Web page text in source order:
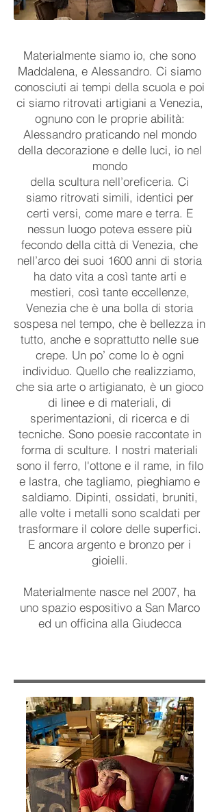
Materialmente siamo io, che sono
Maddalena, e Alessandro. Ci siamo
conosciuti ai tempi della scuola e poi
ci siamo ritrovati artigiani a Venezia,
ognuno con le proprie abilità:
Alessandro praticando nel mondo
della decorazione e delle luci, io nel
mondo
della scultura nell’oreficeria. Ci
siamo ritrovati simili, identici per
certi versi, come mare e terra. E
nessun luogo poteva essere più
fecondo della città di Venezia, che
nell’arco dei suoi 1600 anni di storia
ha dato vita a così tante arti e
mestieri, così tante eccellenze,
Venezia che è una bolla di storia
sospesa nel tempo, che è bellezza in
tutto, anche e soprattutto nelle sue
crepe. Un po’ come lo è ogni
individuo. Quello che realizziamo,
che sia arte o artigianato, è un gioco
di linee e di materiali, di
sperimentazioni, di ricerca e di
tecniche. Sono poesie raccontate in
forma di sculture. I nostri materiali
sono il ferro, l'ottone e il rame, in filo
e lastra, che tagliamo, pieghiamo e
saldiamo. Dipinti, ossidati, bruniti,
alle volte i metalli sono scaldati per
trasformare il colore delle superfici.
E ancora argento e bronzo per i
gioielli.
Materialmente nasce nel 2007, ha
uno spazio espositivo a San Marco
ed un officina alla Giudecca